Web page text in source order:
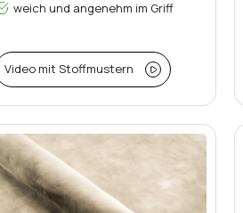
weich und angenehm im Griff
Video mit Stoffmustern